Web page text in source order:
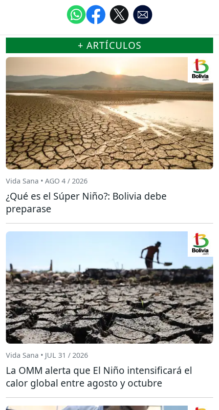
+ ARTÍCULOS
Vida Sana • AGO 4 / 2026
¿Qué es el Súper Niño?: Bolivia debe
preparase
Vida Sana • JUL 31 / 2026
La OMM alerta que El Niño intensificará el
calor global entre agosto y octubre